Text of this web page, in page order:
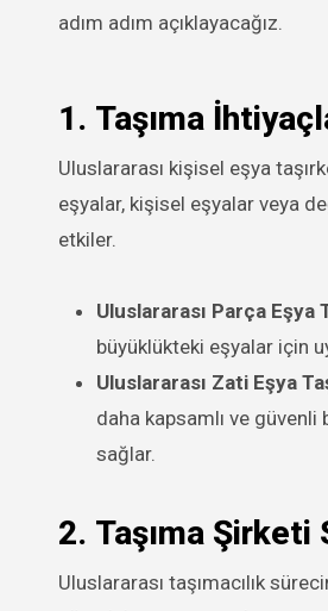
adım adım açıklayacağız.
1. Taşıma
Uluslararası kişisel eşya
eşyalar, kişisel eşyalar veya
etkiler.
Uluslararası Parça Eşya
büyüklükteki eşyalar için
Uluslararası Zati Eşya
daha kapsamlı ve güvenli
sağlar.
2. Taşıma Şirketi
Uluslararası taşımacılık